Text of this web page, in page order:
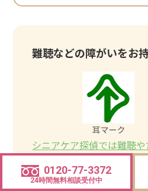
難聴などの障がいをお
シニアケア探偵では難聴
お持ちの方が安心してご利
筆談対応や代替コミュニケ
0120-77-3372
24時間無料相談受付中